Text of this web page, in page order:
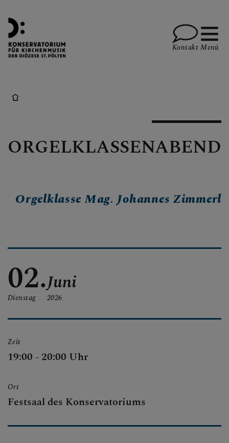
STUDIUM
KONSERVATORIUM
AKTUELL
INTERN
Kontakt Menü
ORGELKLASSENABEND
Orgelklasse Mag. Johannes Zimmerl
02.
Dienstag
Juni
2026
Zeit
19:00 - 20:00 Uhr
Ort
Festsaal des Konservatoriums